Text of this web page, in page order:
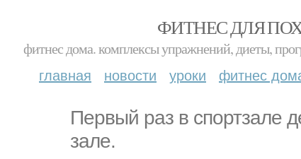
ФИТНЕС ДЛЯ
фитнес дома. комплексы упражнений, диеты,
главная новости уроки фитнес
Первый раз в спортзале
зале.